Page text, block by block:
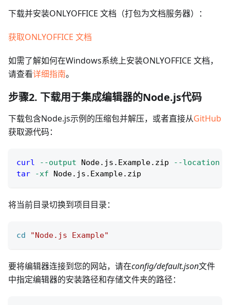
下载并安装ONLYOFFICE 文档（打包为文档服务器）：
获取ONLYOFFICE 文档
如需了解如何在Windows系统上安装ONLYOFFICE 文档，
请查看详细指南。
步骤2. 下载用于集成编辑器的Node.js代码
下载包含Node.js示例的压缩包并解压，或者直接从GitHub
获取源代码：
curl --output Node.js.Example.zip --location
tar
-xf Node.js.Example.zip
将当前目录切换到项目目录：
cd "Node.js Example"
要将编辑器连接到您的网站，请在config/default.json文件
中指定编辑器的安装路径和存储文件夹的路径：